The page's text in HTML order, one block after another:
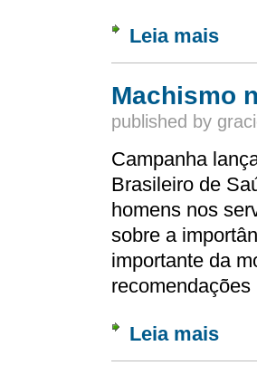
Leia mais
Machismo
published by
Campanha
Brasileiro de
homens nos
sobre a
importante da
Leia mais